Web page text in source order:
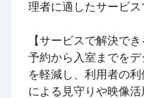
理者に適したサービス
【サービスで解決で
予約から入室までを
を軽減し、利用者の
による見守りや映像